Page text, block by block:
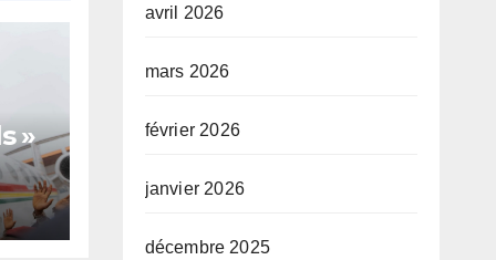
»
avril 2026
mars 2026
février 2026
janvier 2026
décembre 2025